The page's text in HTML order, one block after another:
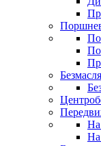
На
На